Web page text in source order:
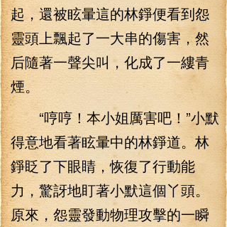
起，還被眩暈這的林錚便看到怨
靈頭上飄起了一大串的傷害，然
后隨著一聲尖叫，化成了一縷青
煙。
“哼哼！本小姐厲害吧！”小默
得意地看著眩暈中的林錚道。林
錚眨了下眼睛，恢復了行動能
力，驚訝地盯著小默這個丫頭。
原來，怨靈發動物理攻擊的一瞬